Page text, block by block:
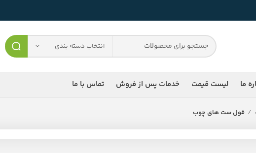
انتخاب دسته بندی
ما لیست قیمت خدمات پس از فروش تماس با ما
فول ست های چوب